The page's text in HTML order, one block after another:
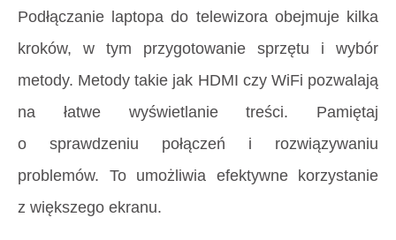
Podłączanie laptopa do telewizora obejmuje kilka
kroków, w tym przygotowanie sprzętu i wybór
metody. Metody takie jak HDMI czy WiFi pozwalają
na łatwe wyświetlanie treści. Pamiętaj
o sprawdzeniu połączeń i rozwiązywaniu
problemów. To umożliwia efektywne korzystanie
z większego ekranu.